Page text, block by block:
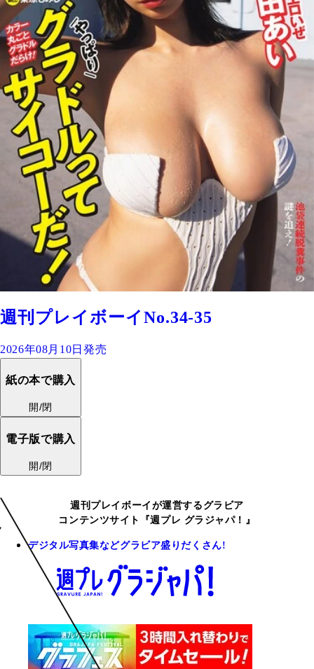
週刊プレイボーイNo.34-35
2026年08月10日発売
紙の本で購入
開/閉
電子版で購入
開/閉
週刊プレイボーイが運営するグラビア
コンテンツサイト『週プレ グラジャパ！』
デジタル写真集などグラビア盛りだくさん!